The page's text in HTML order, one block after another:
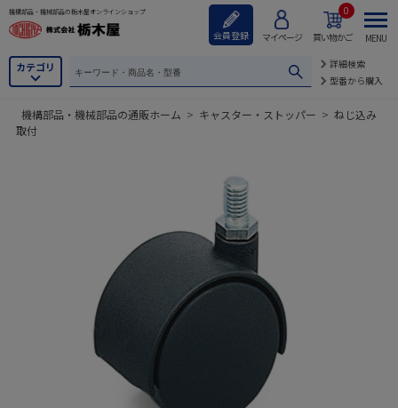
機構部品・機械部品の栃木屋オンラインショップ
会員登録 マイページ 買い物かご
0
カテゴリ
詳細検索
型番から購入
MENU
機構部品・機械部品の通販ホーム > キャスター・ストッパー > ねじ込み
取付